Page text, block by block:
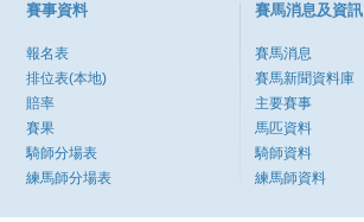
賽事資料
報名表
排位表(本地)
賠率
賽果
騎師分場表
練馬師分場表
賽馬消息及資訊
賽馬消息
賽馬新聞資料庫
主要賽事
馬匹資料
騎師資料
練馬師資料